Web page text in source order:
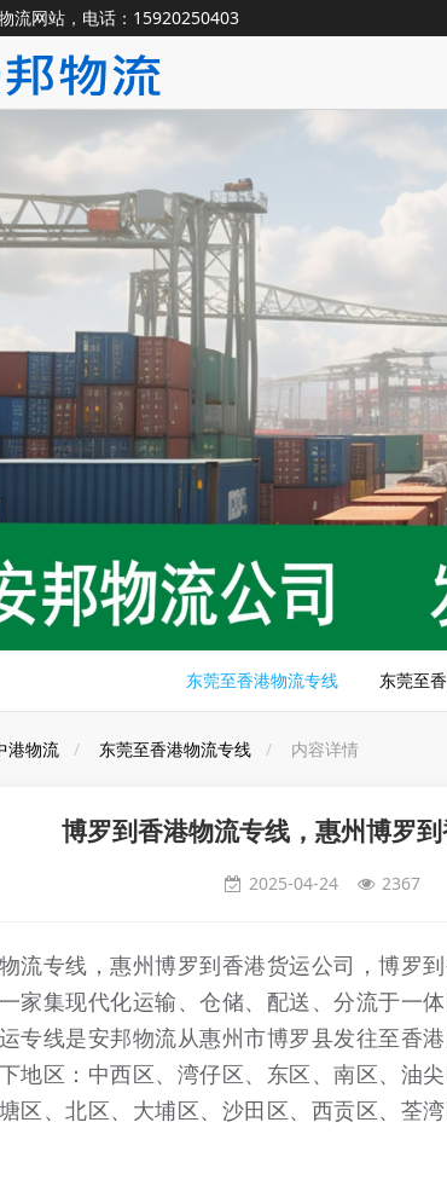
流网站，电话：15920250403
东莞至香港物流专线 东莞至
港物流 东莞至香港物流专线 内容详情
博罗到香港物流专线，惠州博罗
2025-04-24 2367
流专线，惠州博罗到香港货运公司，博罗
家集现代化运输、仓储、配送、分流于一
专线是安邦物流从惠州市博罗县发往至香
地区：中西区、湾仔区、东区、南区、油
区、北区、大埔区、沙田区、西贡区、荃